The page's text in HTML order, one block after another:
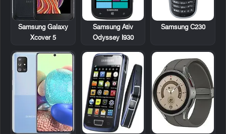
Samsung C230
Samsung Ativ
Odyssey I930
Samsung Galaxy
Xcover 5